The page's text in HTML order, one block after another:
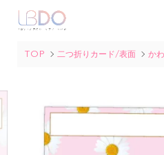
TOP 二つ折りカード/表面 か